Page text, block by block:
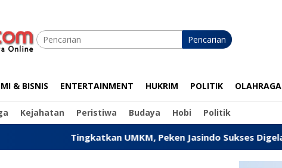
Pencarian
& BISNIS ENTERTAINMENT HUKRIM POLITIK OLAHRAGA
Kejahatan Peristiwa Budaya Hobi Politik
UMKM, Peken Jasindo Sukses Digelar di Pandeglang